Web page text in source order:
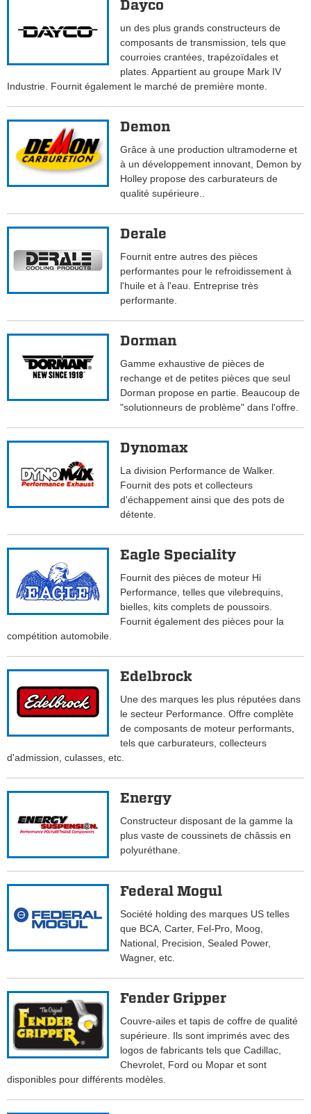
Dayco
un des plus grands constructeurs de
composants de transmission, tels que
courroies crantées, trapézoïdales et
plates. Appartient au groupe Mark IV
Industrie. Fournit également le marché de première monte.
Demon
Grâce à une production ultramoderne et
à un développement innovant, Demon by
Holley propose des carburateurs de
qualité supérieure..
Derale
Fournit entre autres des pièces
performantes pour le refroidissement à
l'huile et à l'eau. Entreprise très
performante.
Dorman
Gamme exhaustive de pièces de
rechange et de petites pièces que seul
Dorman propose en partie. Beaucoup de
"solutionneurs de problème" dans l'offre.
Dynomax
La division Performance de Walker.
Fournit des pots et collecteurs
d'échappement ainsi que des pots de
détente.
Eagle Speciality
Fournit des pièces de moteur Hi
Performance, telles que vilebrequins,
bielles, kits complets de poussoirs.
Fournit également des pièces pour la
compétition automobile.
Edelbrock
Une des marques les plus réputées dans
le secteur Performance. Offre complète
de composants de moteur performants,
tels que carburateurs, collecteurs
d'admission, culasses, etc.
Energy
Constructeur disposant de la gamme la
plus vaste de coussinets de châssis en
polyuréthane.
Federal Mogul
Société holding des marques US telles
que BCA, Carter, Fel-Pro, Moog,
National, Precision, Sealed Power,
Wagner, etc.
Fender Gripper
Couvre-ailes et tapis de coffre de qualité
supérieure. Ils sont imprimés avec des
logos de fabricants tels que Cadillac,
Chevrolet, Ford ou Mopar et sont
disponibles pour différents modèles.